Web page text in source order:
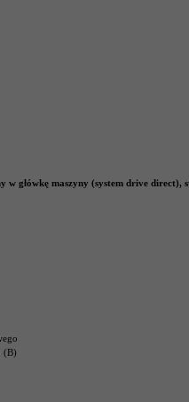
główkę maszyny (system drive direct),
(B)